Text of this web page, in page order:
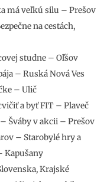
má veľkú silu – Prešov
na cestách,
studne – Oľšov
– Ruská Nová Ves
– Ulič
a byť FIT – Plaveč
Šváby v akcii – Prešov
– Starobylé hry a
Kapušany
Krajské